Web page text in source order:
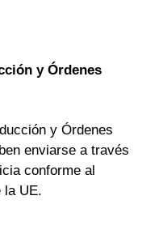
y Órdenes
y Órdenes
enviarse a través
conforme al
la UE.